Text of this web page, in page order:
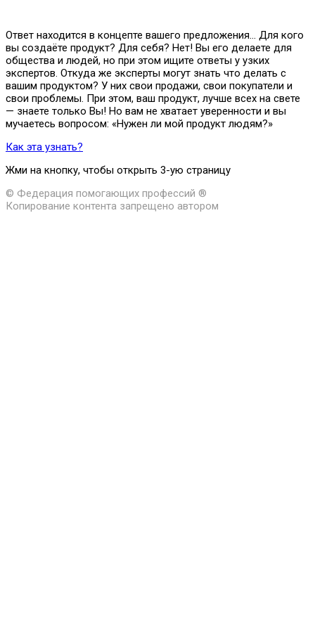
Ответ находится в концепте вашего предложения… Для кого
вы создаёте продукт? Для себя? Нет! Вы его делаете для
общества и людей, но при этом ищите ответы у узких
экспертов. Откуда же эксперты могут знать что делать с
вашим продуктом? У них свои продажи, свои покупатели и
свои проблемы. При этом, ваш продукт, лучше всех на свете
— знаете только Вы! Но вам не хватает уверенности и вы
мучаетесь вопросом: «Нужен ли мой продукт людям?»
Как эта узнать?
Жми на кнопку, чтобы открыть 3-ую страницу
© Федерация помогающих профессий ®
Копирование контента запрещено автором